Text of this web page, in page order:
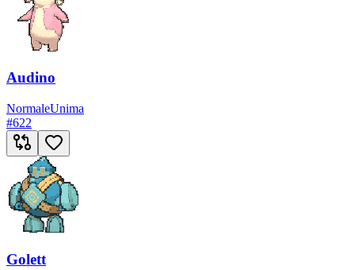
Audino
NormaleUnima
#622
Golett